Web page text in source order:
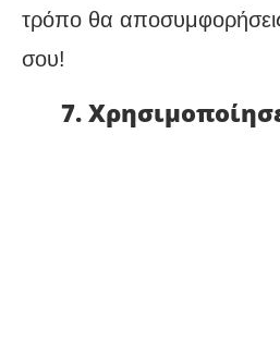
τρόπο θα
σου!
7.